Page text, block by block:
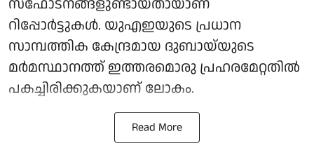
സ്ഫോടനങ്ങളുണ്ടായതായാണ്
റിപ്പോർട്ടുകൾ. യുഎഇയുടെ പ്രധാന
സാമ്പത്തിക കേന്ദ്രമായ ദുബായ്‌യുടെ
മർമസ്ഥാനത്ത് ഇത്തരമൊരു പ്രഹരമേറ്റതിൽ
പകച്ചിരിക്കുകയാണ് ലോകം.
Read More